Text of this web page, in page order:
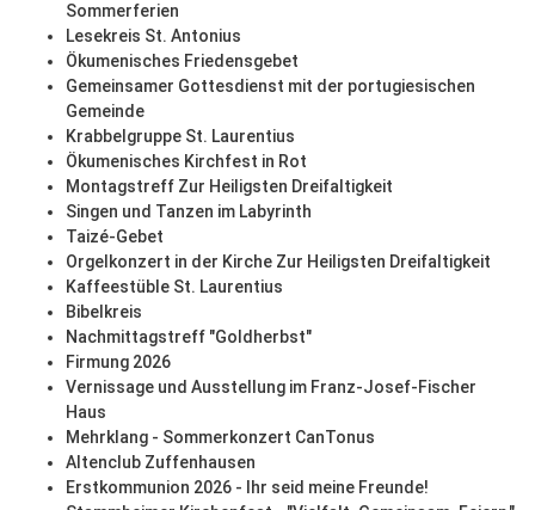
Sommerferien
Lesekreis St. Antonius
Ökumenisches Friedensgebet
Gemeinsamer Gottesdienst mit der portugiesischen
Gemeinde
Krabbelgruppe St. Laurentius
Ökumenisches Kirchfest in Rot
Montagstreff Zur Heiligsten Dreifaltigkeit
Singen und Tanzen im Labyrinth
Taizé-Gebet
Orgelkonzert in der Kirche Zur Heiligsten Dreifaltigkeit
Kaffeestüble St. Laurentius
Bibelkreis
Nachmittagstreff "Goldherbst"
Firmung 2026
Vernissage und Ausstellung im Franz-Josef-Fischer
Haus
Mehrklang - Sommerkonzert CanTonus
Altenclub Zuffenhausen
Erstkommunion 2026 - Ihr seid meine Freunde!